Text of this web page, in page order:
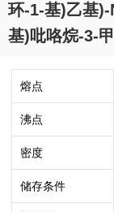
环-1-基)乙基
基)吡咯烷-3-
熔点
沸点
密度
储存条件